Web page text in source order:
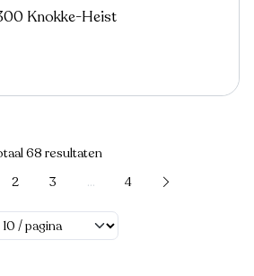
Knokke-Heist
68 resultaten
2 3 ... 4